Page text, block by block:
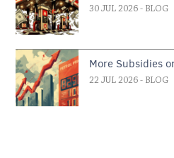
30 JUL 2026 - BLOG
More Subsidies
22 JUL 2026 - BLOG